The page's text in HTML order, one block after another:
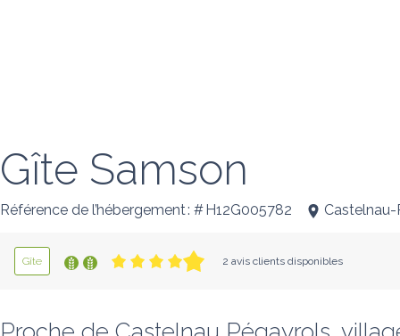
Gîte Samson
Référence de l’hébergement : # H12G005782
Gîte 2 avis clients disponibles